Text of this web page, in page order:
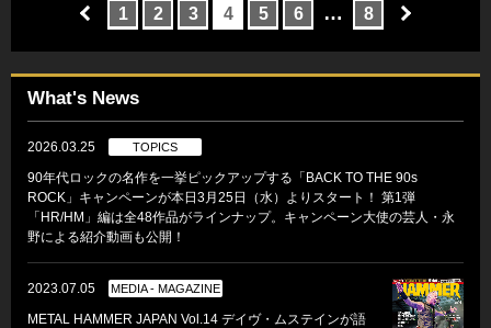
1 2 3 4 5 6 … 8
What's News
2026.03.25 TOPICS
90年代ロックの名作を一挙ピックアップする「BACK TO THE 90s
ROCK」キャンペーンが本日3月25日（水）よりスタート！ 第1弾
「HR/HM」編は全48作品がラインナップ。キャンペーン大使の芸人・永
野による紹介動画も公開！
2023.07.05 MEDIA - MAGAZINE
METAL HAMMER JAPAN Vol.14 デイヴ・ムステインが語